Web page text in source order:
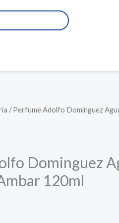
/ Perfume Adolfo Dominguez
Dominguez
120ml